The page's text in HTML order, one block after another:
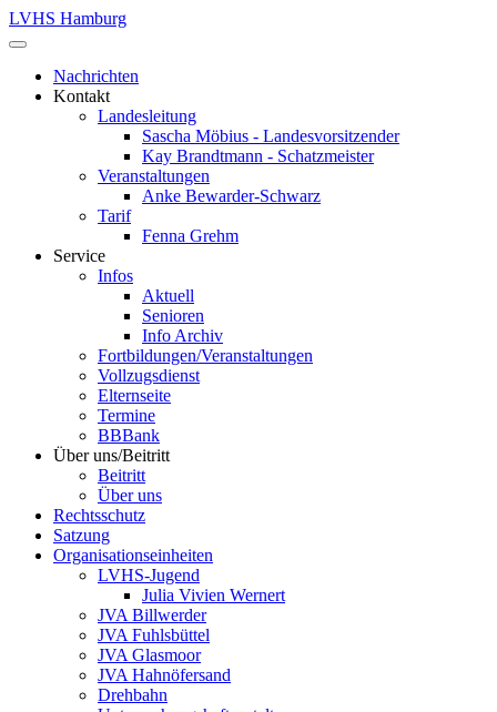
LVHS Hamburg
Nachrichten
Kontakt
Landesleitung
Sascha Möbius - Landesvorsitzender
Kay Brandtmann - Schatzmeister
Veranstaltungen
Anke Bewarder-Schwarz
Tarif
Fenna Grehm
Service
Infos
Aktuell
Senioren
Info Archiv
Fortbildungen/Veranstaltungen
Vollzugsdienst
Elternseite
Termine
BBBank
Über uns/Beitritt
Beitritt
Über uns
Rechtsschutz
Satzung
Organisationseinheiten
LVHS-Jugend
Julia Vivien Wernert
JVA Billwerder
JVA Fuhlsbüttel
JVA Glasmoor
JVA Hahnöfersand
Drehbahn